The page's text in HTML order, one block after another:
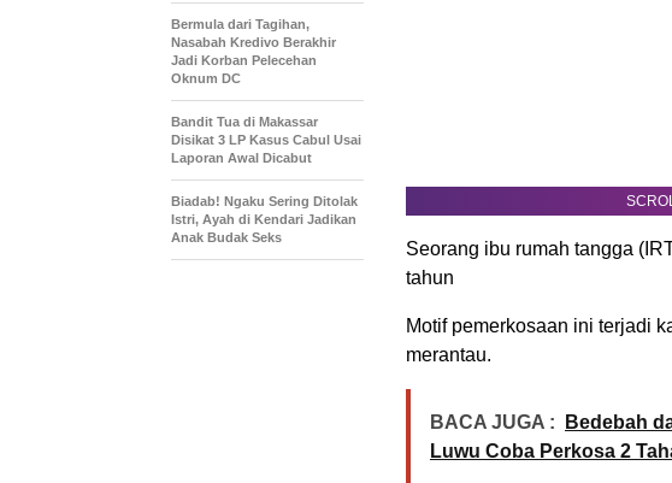
Seorang ibu rumah tangga
tahun
Motif pemerkosaan ini terjadi
merantau.
BACA JUGA :
Bedebah
Luwu Coba Perkosa 2
Bermula dari Tagihan,
Nasabah Kredivo Berakhir
Jadi Korban Pelecehan
Oknum DC
Bandit Tua di Makassar
Disikat 3 LP Kasus Cabul Usai
Laporan Awal Dicabut
Biadab! Ngaku Sering Ditolak
Istri, Ayah di Kendari Jadikan
Anak Budak Seks